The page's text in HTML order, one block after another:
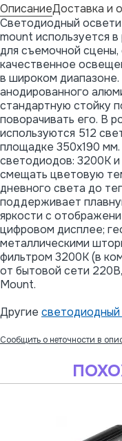
ОписаниеДоставка и
Светодиодный
mount используется
для съемочной
качественное
в широком диапазоне.
анодированного
стандартную стойку
поворачивать его. В
используются 512
площадке 350х190
светодиодов: 3200К
смещать цветовую
дневного света до
поддерживает
яркости с
цифровом дисплее;
металлическими
фильтром 3200К (в
от бытовой сети
Mount.
Другие
Сообщить о неточности в